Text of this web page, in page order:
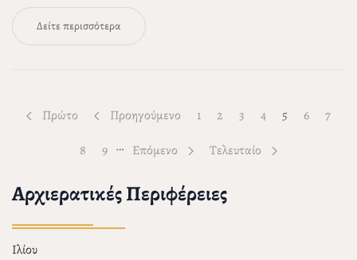
Δείτε περισσότερα
Πρώτο Προηγούμενο Page
1 Page
2 Page
3 Page
4 5 Page
6 Page
7
Page
8 Page
9 … Επόμενο Τελευταίο
Αρχιερατικές Περιφέρειες
Ιλίου